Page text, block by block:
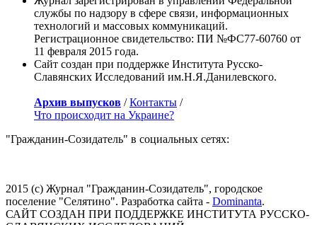
службы по надзору в сфере связи, информационных
технологий и массовых коммуникаций.
Регистрационное свидетельство: ПИ №ФС77-60760 от
11 февраля 2015 года.
Сайт создан при поддержке Института Русско-
Славянских Исследований им.Н.Я.Данилевского.
Архив выпусков /Контакты /
Что происходит на Украине?
"Гражданин-Созидатель" в социальных сетях:
2015 (с) Журнал "Гражданин-Созидатель", городское
поселение "Селятино". Разработка сайта - Dominanta.
САЙТ СОЗДАН ПРИ ПОДДЕРЖКЕ ИНСТИТУТА РУССКО-